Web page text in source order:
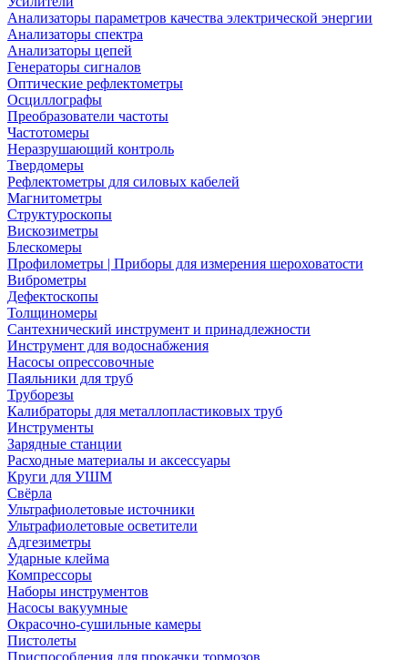
Анализаторы параметров качества электрической энергии
Анализаторы спектра
Анализаторы цепей
Генераторы сигналов
Оптические рефлектометры
Осциллографы
Преобразователи частоты
Частотомеры
Неразрушающий контроль
Твердомеры
Рефлектометры для силовых кабелей
Магнитометры
Структуроскопы
Вискозиметры
Блескомеры
Профилометры | Приборы для измерения шероховатости
Виброметры
Дефектоскопы
Толщиномеры
Сантехнический инструмент и принадлежности
Инструмент для водоснабжения
Насосы опрессовочные
Паяльники для труб
Труборезы
Калибраторы для металлопластиковых труб
Инструменты
Зарядные станции
Расходные материалы и аксессуары
Круги для УШМ
Свёрла
Ультрафиолетовые источники
Ультрафиолетовые осветители
Адгезиметры
Ударные клейма
Компрессоры
Наборы инструментов
Насосы вакуумные
Окрасочно-сушильные камеры
Пистолеты
Приспособления для прокачки тормозов